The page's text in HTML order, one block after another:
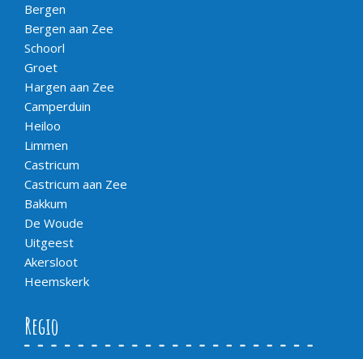
Bergen
Bergen aan Zee
Schoorl
Groet
Hargen aan Zee
Camperduin
Heiloo
Limmen
Castricum
Castricum aan Zee
Bakkum
De Woude
Uitgeest
Akersloot
Heemskerk
Regio